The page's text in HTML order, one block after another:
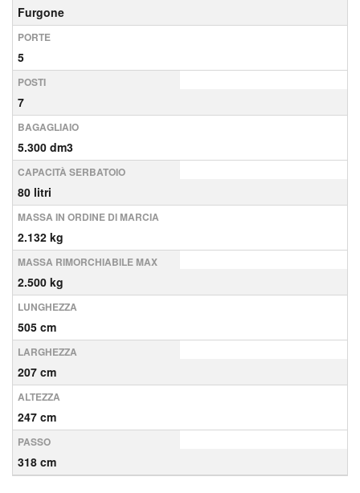
Furgone
PORTE
5
POSTI
7
BAGAGLIAIO
5.300 dm3
CAPACITÀ SERBATOIO
80 litri
MASSA IN ORDINE DI MARCIA
2.132 kg
MASSA RIMORCHIABILE MAX
2.500 kg
LUNGHEZZA
505 cm
LARGHEZZA
207 cm
ALTEZZA
247 cm
PASSO
318 cm